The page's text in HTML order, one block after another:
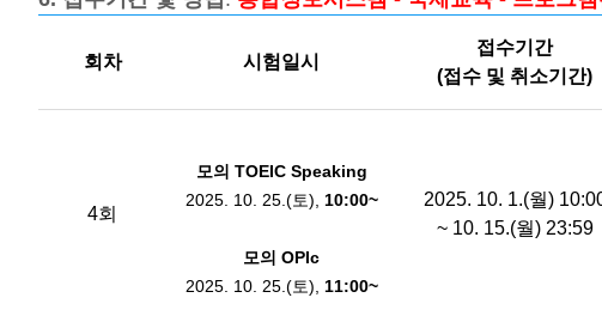
회차 시험일시
접수기간
(접수 및 취소기간)
4회
모의 TOEIC Speaking
2025. 10. 25.(토), 10:00~
모의 OPIc
2025. 10. 25.(토), 11:00~
2025. 10. 1.(월)
~ 10. 15.(월) 23:59